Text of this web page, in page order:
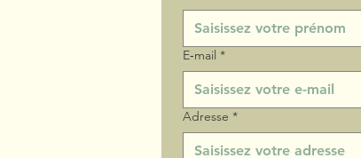
E‑mail *
Adresse *